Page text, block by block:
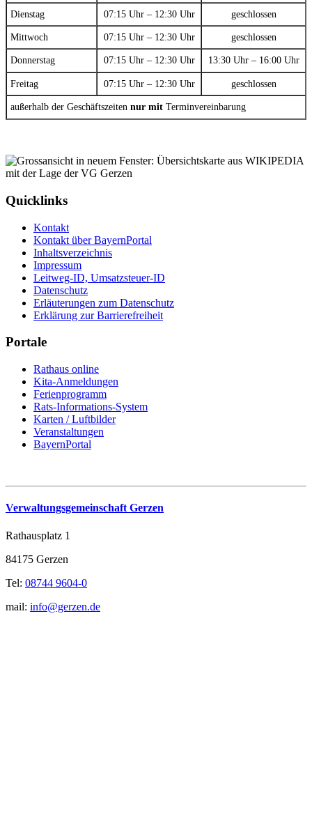
Dienstag 07:15 Uhr – 12:30 Uhr geschlossen
Mittwoch 07:15 Uhr – 12:30 Uhr geschlossen
Donnerstag 07:15 Uhr – 12:30 Uhr 13:30 Uhr – 16:00 Uhr
Freitag 07:15 Uhr – 12:30 Uhr geschlossen
außerhalb der Geschäftszeiten nur mit Terminvereinbarung
Quicklinks
Kontakt
Kontakt über BayernPortal
Inhaltsverzeichnis
Impressum
Leitweg-ID, Umsatzsteuer-ID
Datenschutz
Erläuterungen zum Datenschutz
Erklärung zur Barrierefreiheit
Portale
Rathaus online
Kita-Anmeldungen
Ferienprogramm
Rats-Informations-System
Karten / Luftbilder
Veranstaltungen
BayernPortal
Verwaltungsgemeinschaft Gerzen
Rathausplatz 1
84175 Gerzen
Tel: 08744 9604-0
mail: info@gerzen.de